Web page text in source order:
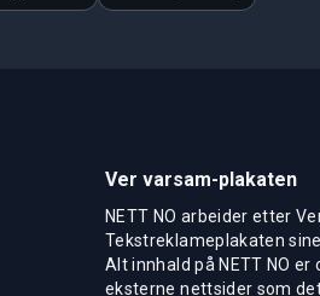
Ver varsam-plakaten
NETT NO arbeider etter
Tekstreklameplakaten
Alt innhald på NETT NO
eksterne nettsider som